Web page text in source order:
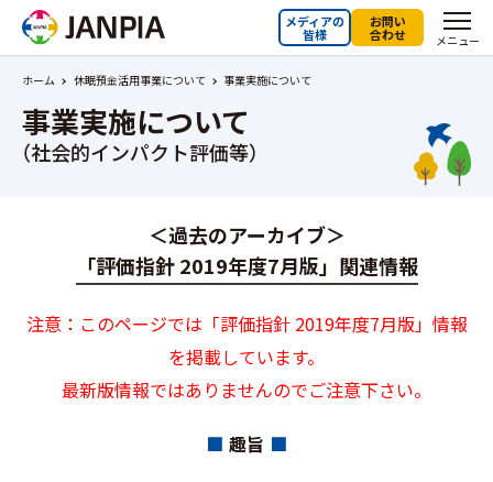
メニュー
メディアの
皆様
お問い
合わせ
ホーム 休眠預金活用事業について 事業実施について
事業実施について
（社会的インパクト評価等）
＜過去のアーカイブ＞
「評価指針 2019年度7月版」関連情報
注意：このページでは「評価指針 2019年度7月版」情報
を掲載しています。
最新版情報ではありませんのでご注意下さい。
趣旨